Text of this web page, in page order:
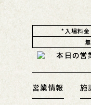
*入場料
本日の営
営業情報 施